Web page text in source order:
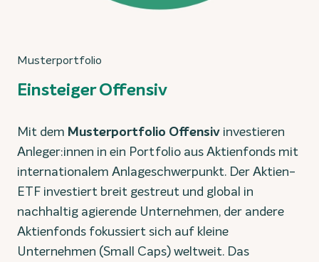
Musterportfolio
Einsteiger Offensiv
Mit dem Musterportfolio Offensiv investieren
Anleger:innen in ein Portfolio aus Aktienfonds mit
internationalem Anlageschwerpunkt. Der Aktien-
ETF investiert breit gestreut und global in
nachhaltig agierende Unternehmen, der andere
Aktienfonds fokussiert sich auf kleine
Unternehmen (Small Caps) weltweit. Das